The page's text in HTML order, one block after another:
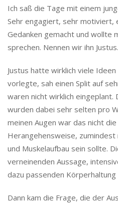
Ich saß die Tage mit einem
Sehr engagiert, sehr motiviert,
Gedanken gemacht und wollte
sprechen. Nennen wir ihn Justus.
Justus hatte wirklich viele
vorlegte, sah einen Split auf
waren nicht wirklich
wurden dabei sehr selten pro
meinen Augen war das nicht
Herangehensweise, zumindest
und Muskelaufbau sein sollte.
verneinenden Aussage,
dazu passenden Körperhaltung
Dann kam die Frage, die der